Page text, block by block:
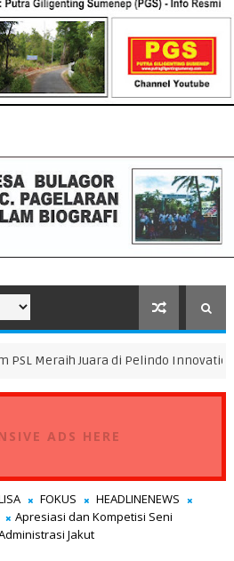
di Pelindo Innovation Award 2026
ADS HERE
FOKUS
HEADLINENEWS
Apresiasi dan Kompetisi Seni
Jakut